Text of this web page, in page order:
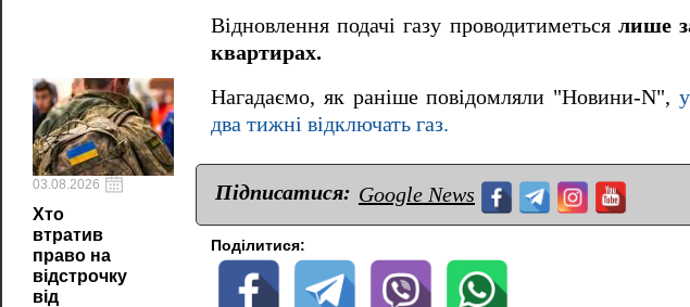
03.08.2026
Хто
втратив
право на
відстрочку
від
Відновлення подачі газу проводитиметься лише
квартирах.
Нагадаємо, як раніше повідомляли "Новини-N",
два тижні відключать газ.
Підписатися: Google News
Поділитися: